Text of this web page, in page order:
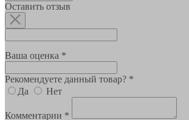
Оставить отзыв
Ваша оценка *
Рекомендуете данный товар? *
Да
Нет
Комментарии *